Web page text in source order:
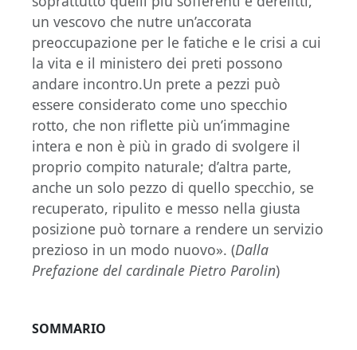
un vescovo che nutre un’accorata
preoccupazione per le fatiche e le crisi a cui
la vita e il ministero dei preti possono
andare incontro.Un prete a pezzi può
essere considerato come uno specchio
rotto, che non riflette più un’immagine
intera e non è più in grado di svolgere il
proprio compito naturale; d’altra parte,
anche un solo pezzo di quello specchio, se
recuperato, ripulito e messo nella giusta
posizione può tornare a rendere un servizio
prezioso in un modo nuovo». (Dalla
Prefazione del cardinale Pietro Parolin)
SOMMARIO